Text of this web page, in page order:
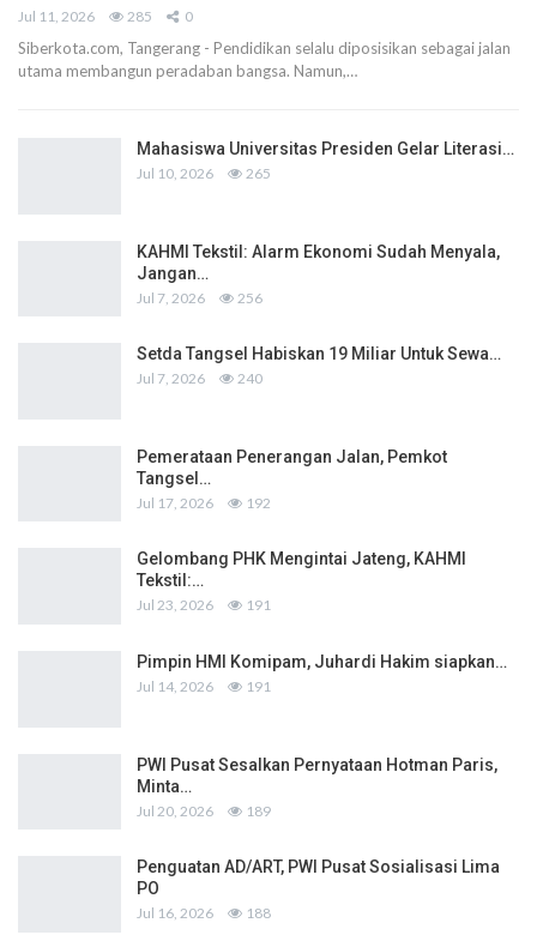
Jul 11, 2026 285 0
Siberkota.com, Tangerang - Pendidikan selalu diposisikan sebagai jalan
utama membangun peradaban bangsa. Namun,…
Mahasiswa Universitas Presiden Gelar Literasi…
Jul 10, 2026 265
KAHMI Tekstil: Alarm Ekonomi Sudah Menyala,
Jangan…
Jul 7, 2026 256
Setda Tangsel Habiskan 19 Miliar Untuk Sewa…
Jul 7, 2026 240
Pemerataan Penerangan Jalan, Pemkot
Tangsel…
Jul 17, 2026 192
Gelombang PHK Mengintai Jateng, KAHMI
Tekstil:…
Jul 23, 2026 191
Pimpin HMI Komipam, Juhardi Hakim siapkan…
Jul 14, 2026 191
PWI Pusat Sesalkan Pernyataan Hotman Paris,
Minta…
Jul 20, 2026 189
Penguatan AD/ART, PWI Pusat Sosialisasi Lima
PO
Jul 16, 2026 188